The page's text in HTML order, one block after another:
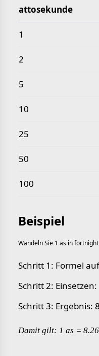
Häufige
attosekunde
1
2
5
10
25
50
100
Beispiel
Wandeln Sie 1 as in
Schritt 1: Formel
Schritt 2:
Schritt 3: Ergebnis:
Damit gilt: 1 as =